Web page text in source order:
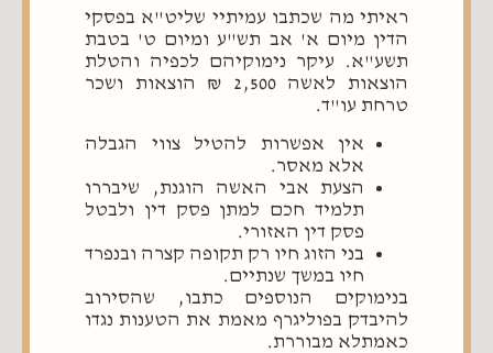
ראיתי מה שכתבו עמיתיי שליט"א בפסקי
הדין מיום א' אב תש"ע ומיום ט' בטבת
תשע"א. עיקר נימוקיהם לכפיה והטלת
הוצאות לאשה 2,500 ₪ הוצאות ושכר
טרחת עו"ד.
אין אפשרות להטיל צווי הגבלה
אלא מאסר.
הצעת אבי האשה הוגנת, שיבררו
תלמיד חכם למתן פסק דין ולבטל
פסק דין האזורי.
בני הזוג חיו רק תקופה קצרה ובנפרד
חיו במשך שנתיים.
בנימוקים הנוספים כתבו, שהסירוב
להיבדק בפוליגרף מאמת את הטענות נגדו
כאמתלא מבוררת.